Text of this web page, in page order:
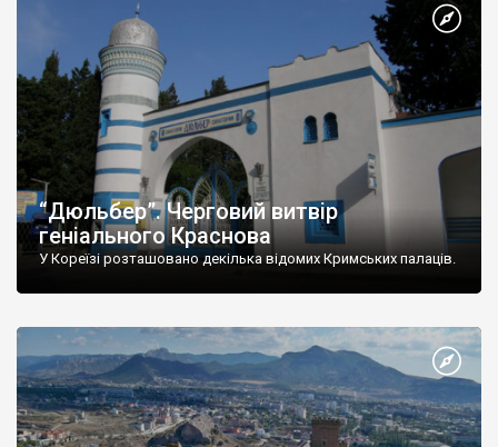
“Дюльбер”. Черговий витвір
геніального Краснова
У Кореїзі розташовано декілька відомих Кримських палаців.